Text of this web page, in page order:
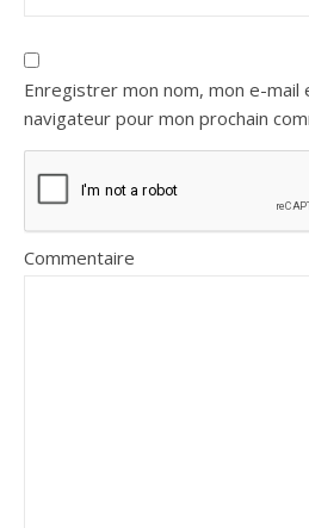
Enregistrer mon nom, mon e-mail
navigateur pour mon prochain
Commentaire